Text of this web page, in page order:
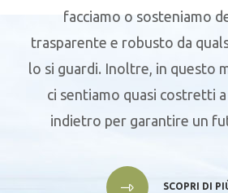
facciamo o sosteniamo
trasparente e robusto da
lo si guardi. Inoltre, in questo
ci sentiamo quasi costretti
indietro per garantire un
SCOPRI DI